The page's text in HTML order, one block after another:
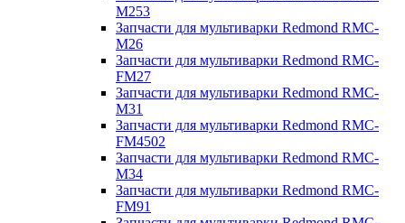
M253
Запчасти для мультиварки Redmond RMC-
M26
Запчасти для мультиварки Redmond RMC-
FM27
Запчасти для мультиварки Redmond RMC-
M31
Запчасти для мультиварки Redmond RMC-
FM4502
Запчасти для мультиварки Redmond RMC-
M34
Запчасти для мультиварки Redmond RMC-
FM91